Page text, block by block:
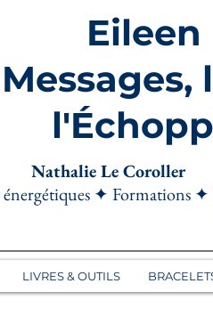
Eileen
Nathalie Le Coroller
énergétiques ✦ Formations
LIVRES & OUTILS